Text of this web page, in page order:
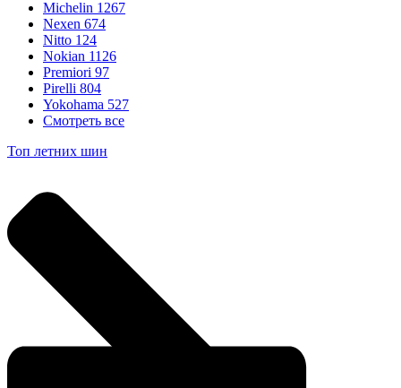
Michelin 1267
Nexen 674
Nitto 124
Nokian 1126
Premiori 97
Pirelli 804
Yokohama 527
Смотреть все
Топ летних шин